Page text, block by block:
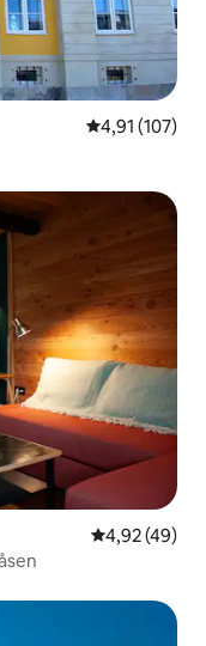
Priemerné
4,91 (107)
Priemerné
4,92 (49)